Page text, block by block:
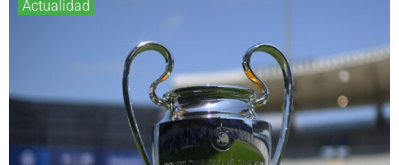
Actualidad